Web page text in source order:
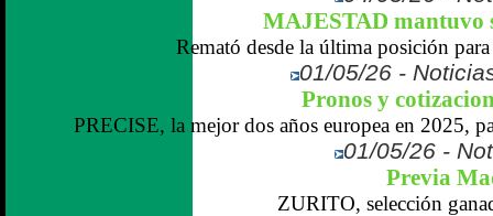
MAJESTAD
Remató desde la última posición
01/05/26 -
Pronos y
PRECISE, la mejor dos años europea en 2025,
01/05/26 -
Previa
ZURITO, selección